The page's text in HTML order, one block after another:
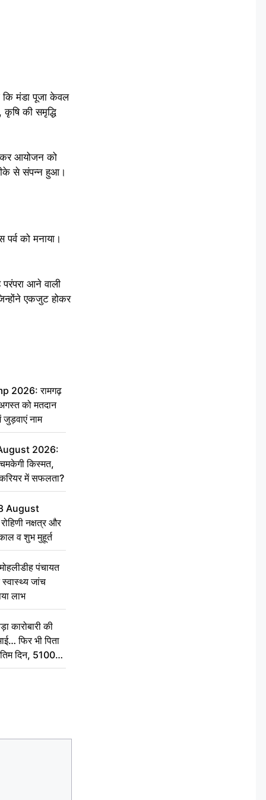
कि मंडा पूजा केवल
की समृद्धि
आयोजन को
से संपन्न हुआ।
को मनाया।
आने वाली
एकजुट होकर
2026: रामगढ़
को मतदान
नाम
2026:
किस्मत,
में सफलता?
August
नक्षत्र और
व शुभ मुहूर्त
पंचायत
जांच
लाभ
की
फिर भी पिता
दिन, 5100
कर दीजिए